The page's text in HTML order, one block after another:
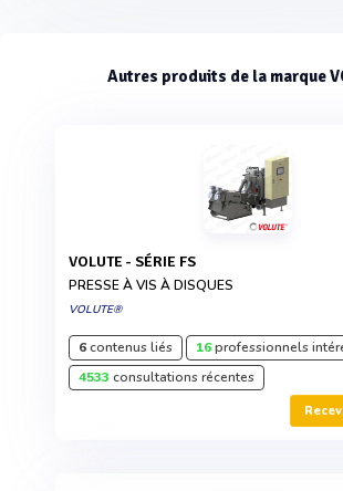
Autres produits de la marque
VOLUTE - SÉRIE FS
PRESSE À VIS À DISQUES
VOLUTE®
6contenus liés 16professionnels
4533 consultations récentes